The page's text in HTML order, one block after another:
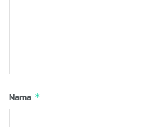
Nama *